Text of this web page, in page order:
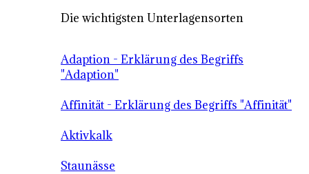
Die wichtigsten Unterlagensorten
Adaption - Erklärung des Begriffs
"Adaption"
Affinität - Erklärung des Begriffs "Affinität"
Aktivkalk
Staunässe